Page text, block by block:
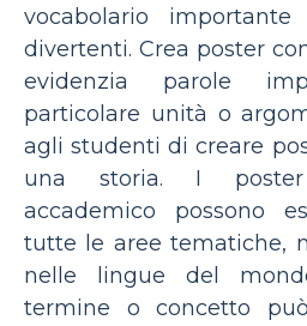
vocabolario
divertenti. Crea poster
evidenzia parole
particolare unità o
agli studenti di creare
una storia. I poster
accademico possono
tutte le aree tematiche,
nelle lingue del
termine o concetto